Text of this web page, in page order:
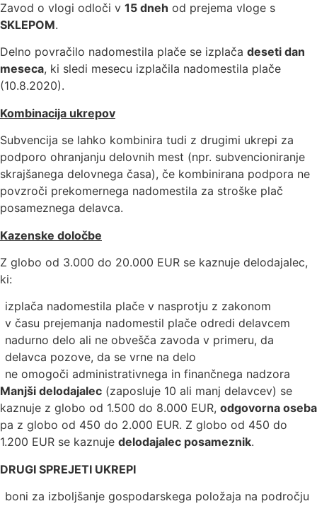
Zavod o vlogi odloči v 15 dneh od prejema vloge s
SKLEPOM.
Delno povračilo nadomestila plače se izplača deseti dan
meseca, ki sledi mesecu izplačila nadomestila plače
(10.8.2020).
Kombinacija ukrepov
Subvencija se lahko kombinira tudi z drugimi ukrepi za
podporo ohranjanju delovnih mest (npr. subvencioniranje
skrajšanega delovnega časa), če kombinirana podpora ne
povzroči prekomernega nadomestila za stroške plač
posameznega delavca.
Kazenske določbe
Z globo od 3.000 do 20.000 EUR se kaznuje delodajalec,
ki:
izplača nadomestila plače v nasprotju z zakonom
v času prejemanja nadomestil plače odredi delavcem
nadurno delo ali ne obvešča zavoda v primeru, da
delavca pozove, da se vrne na delo
ne omogoči administrativnega in finančnega nadzora
Manjši delodajalec (zaposluje 10 ali manj delavcev) se
kaznuje z globo od 1.500 do 8.000 EUR, odgovorna oseba
pa z globo od 450 do 2.000 EUR. Z globo od 450 do
1.200 EUR se kaznuje delodajalec posameznik.
DRUGI SPREJETI UKREPI
boni za izboljšanje gospodarskega položaja na področju